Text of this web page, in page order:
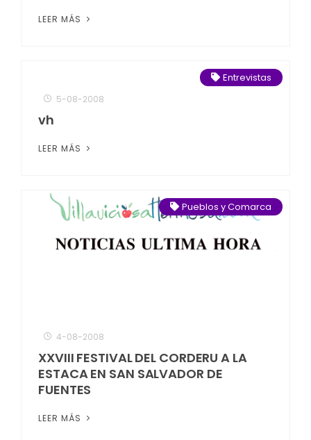
LEER MÁS
Entrevistas
5-08-2008
vh
LEER MÁS
Pueblos y Comarca
4-08-2008
XXVIII FESTIVAL DEL CORDERU A LA
ESTACA EN SAN SALVADOR DE
FUENTES
LEER MÁS